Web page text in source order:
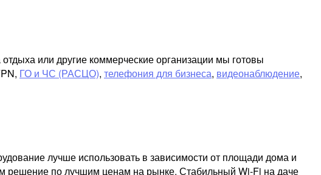
или другие коммерческие организации мы готовы
ГО и ЧС (РАСЦО), телефония для бизнеса, видеонаблюдение,
лучше использовать в зависимости от площади дома и
решение по лучшим ценам на рынке. Стабильный Wi-Fi на даче